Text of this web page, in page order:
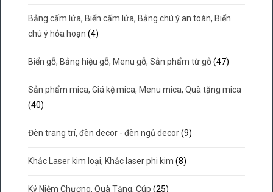
Bảng cấm lửa, Biển cấm lửa, Bảng chú ý an toàn, Biển
chú ý hỏa hoạn (4)
Biển gỗ, Bảng hiệu gỗ, Menu gỗ, Sản phẩm từ gỗ (47)
Sản phẩm mica, Giá kệ mica, Menu mica, Quà tặng mica
(40)
Đèn trang trí, đèn decor - đèn ngủ decor (9)
Khắc Laser kim loại, Khắc laser phi kim (8)
Kỷ Niệm Chương, Quà Tặng, Cúp (25)